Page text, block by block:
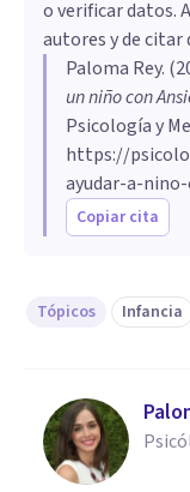
o verificar datos.
autores y de citar
Paloma Rey. (
un niño con
Psicología y
https://
ayudar-a-
Copiar cita
Tópicos Infancia